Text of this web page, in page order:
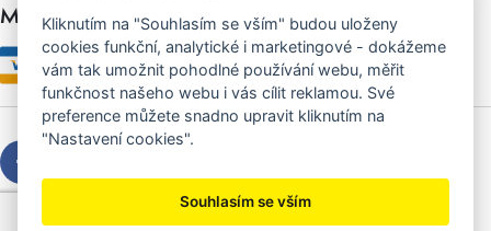
Možnosti platby
Copyright © 2026 Sedláček s.r.o.
Created byOLC Webdesign
Kliknutím na "Souhlasím se vším" budou uloženy
cookies funkční, analytické i marketingové - dokážeme
vám tak umožnit pohodlné používání webu, měřit
funkčnost našeho webu i vás cílit reklamou. Své
preference můžete snadno upravit kliknutím na
"Nastavení cookies".
Souhlasím se vším